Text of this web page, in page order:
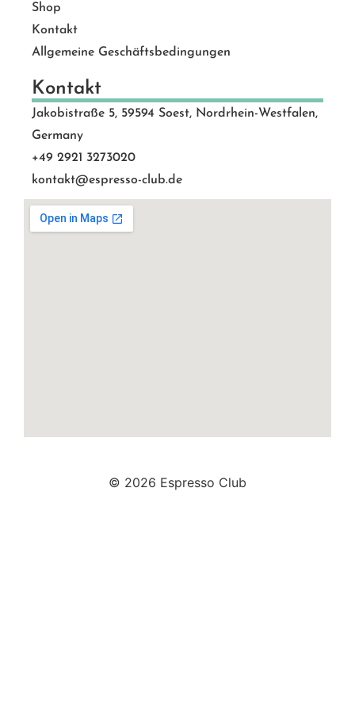
Shop
Kontakt
Allgemeine Geschäftsbedingungen
Kontakt
Jakobistraße 5, 59594 Soest, Nordrhein-Westfalen,
Germany
+49 2921 3273020
kontakt@espresso-club.de
© 2026 Espresso Club